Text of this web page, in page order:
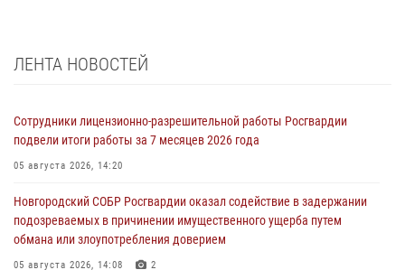
ЛЕНТА НОВОСТЕЙ
Сотрудники лицензионно-разрешительной работы Росгвардии
подвели итоги работы за 7 месяцев 2026 года
05 августа 2026, 14:20
Новгородский СОБР Росгвардии оказал содействие в задержании
подозреваемых в причинении имущественного ущерба путем
обмана или злоупотребления доверием
05 августа 2026, 14:08 2